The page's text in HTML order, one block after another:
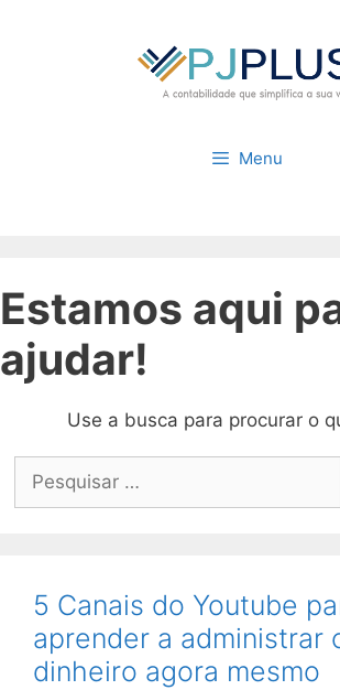
Menu
Estamos aqui
ajudar!
Use a busca para procurar o
Pesquisar
5 Canais do Youtube
aprender a administrar
dinheiro agora mesmo